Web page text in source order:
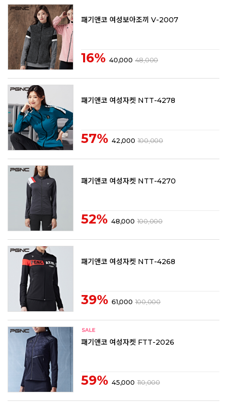
패기앤코 여성보아조끼 V-2007
16% 40,000 48,000
패기앤코 여성자켓 NTT-4278
57% 42,000 100,000
패기앤코 여성자켓 NTT-4270
52% 48,000 100,000
패기앤코 여성자켓 NTT-4268
39% 61,000 100,000
패기앤코 여성자켓 FTT-2026
59% 45,000 110,000